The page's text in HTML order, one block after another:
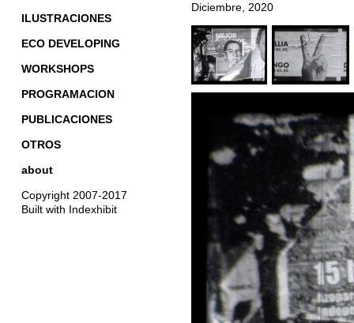
ILUSTRACIONES
ECO DEVELOPING
WORKSHOPS
PROGRAMACION
PUBLICACIONES
OTROS
about
Copyright 2007-2017
Built with Indexhibit
Diciembre, 2020